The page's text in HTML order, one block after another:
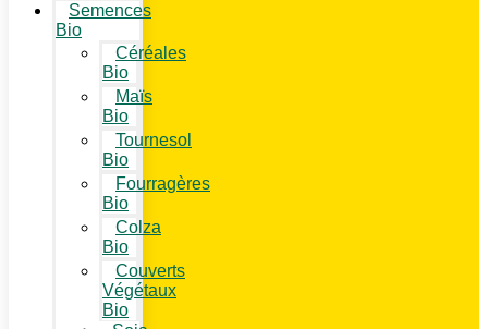
Semences
Bio
Céréales
Bio
Maïs
Bio
Tournesol
Bio
Fourragères
Bio
Colza
Bio
Couverts
Végétaux
Bio